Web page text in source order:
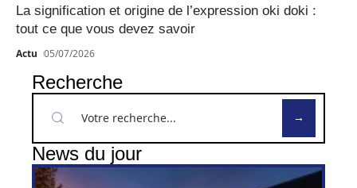
La signification et origine de l’expression oki doki :
tout ce que vous devez savoir
Actu 05/07/2026
Recherche
News du jour